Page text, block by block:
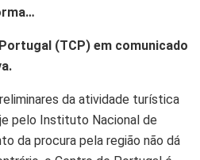
(TCP) em comunicado
da atividade turística
pelo Instituto Nacional de
da procura pela região não dá